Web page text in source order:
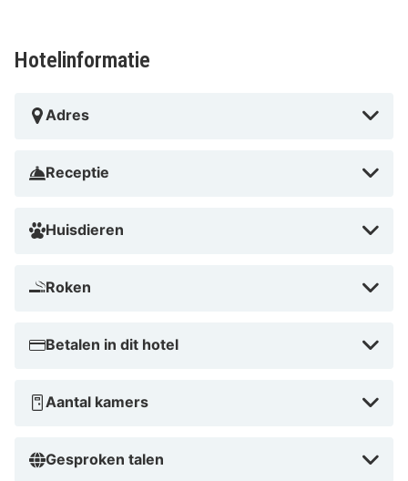
Hotelinformatie
Adres
Receptie
Huisdieren
Roken
Betalen in dit hotel
Aantal kamers
Gesproken talen